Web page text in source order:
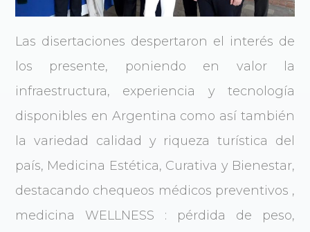
Las disertaciones despertaron el interés de
los presente, poniendo en valor la
infraestructura, experiencia y tecnología
disponibles en Argentina como así también
la variedad calidad y riqueza turística del
país, Medicina Estética, Curativa y Bienestar,
destacando chequeos médicos preventivos ,
medicina WELLNESS : pérdida de peso,